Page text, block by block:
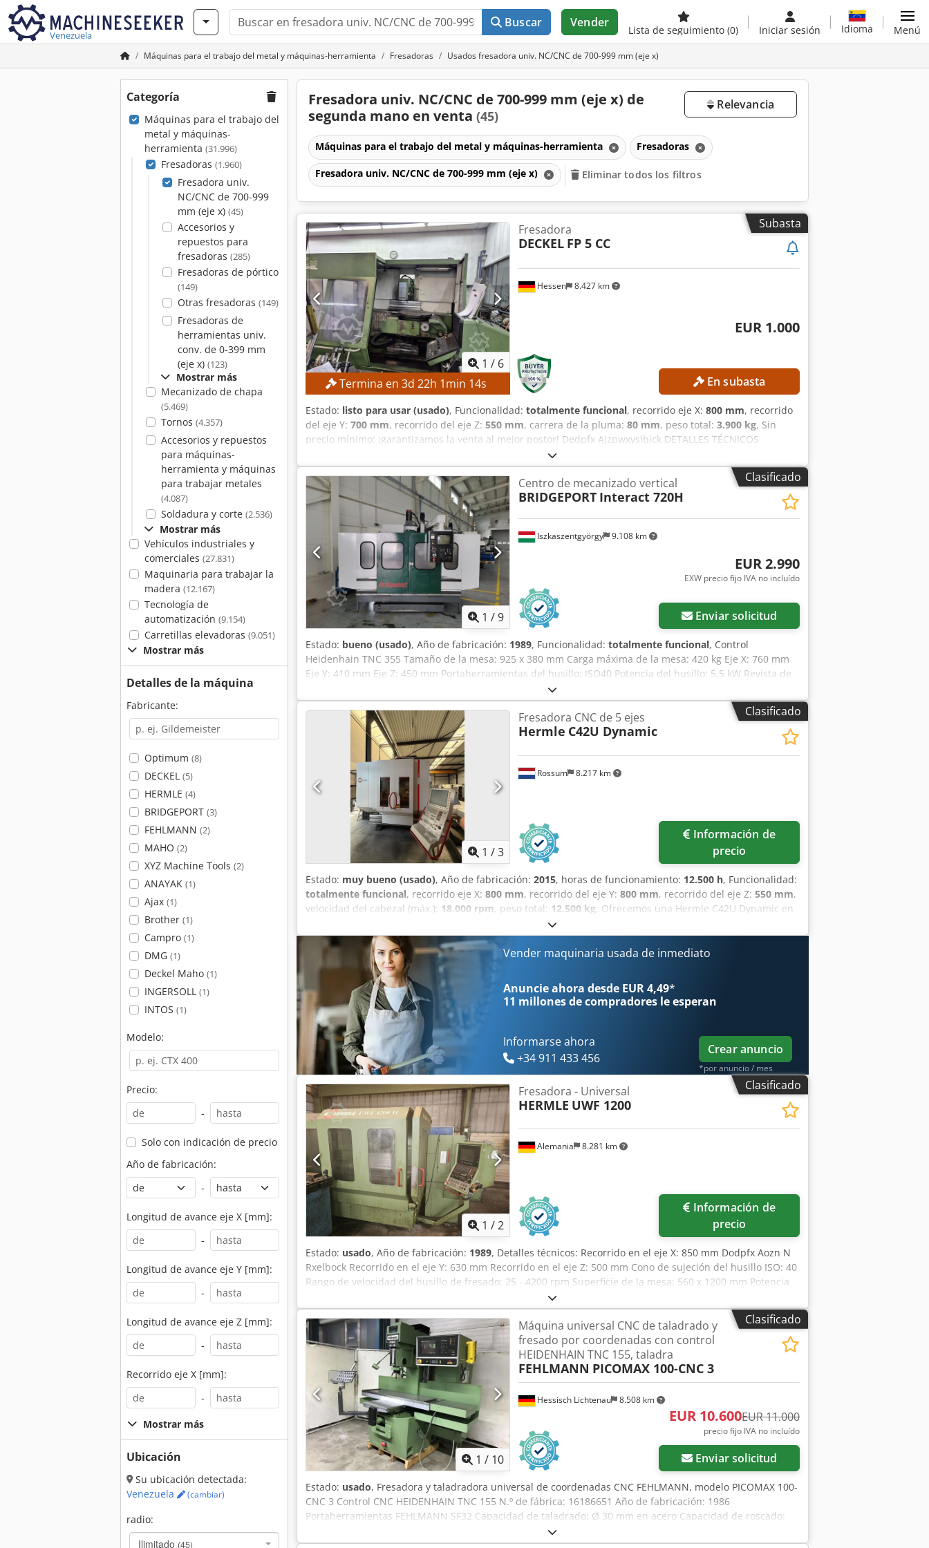
Venezuela
Buscar Vender
Lista de seguimiento (0) Iniciar sesión Idioma Menú
Máquinas para el trabajo del metal y máquinas-herramienta Fresadoras Usados fresadora univ. NC/CNC de 700-999 mm (eje x)
Categoría
Máquinas para el trabajo del
metal y máquinas-
herramienta (31.996)
Fresadoras (1.960)
Fresadora univ.
NC/CNC de 700-999
mm (eje x) (45)
Accesorios y
repuestos para
fresadoras (285)
Fresadoras de pórtico
(149)
Otras fresadoras (149)
Fresadoras de
herramientas univ.
conv. de 0-399 mm
(eje x) (123)
Mostrar más
Mecanizado de chapa
(5.469)
Tornos (4.357)
Accesorios y repuestos
para máquinas-
herramienta y máquinas
para trabajar metales
(4.087)
Soldadura y corte (2.536)
Mostrar más
Vehículos industriales y
comerciales (27.831)
Maquinaria para trabajar la
madera (12.167)
Tecnología de
automatización (9.154)
Carretillas elevadoras (9.051)
Mostrar más
Detalles de la máquina
Fabricante:
Optimum (8)
DECKEL (5)
HERMLE (4)
BRIDGEPORT (3)
FEHLMANN (2)
MAHO (2)
XYZ Machine Tools (2)
ANAYAK (1)
Ajax (1)
Brother (1)
Campro (1)
DMG (1)
Deckel Maho (1)
INGERSOLL (1)
INTOS (1)
Modelo:
Precio:
-
Solo con indicación de precio
Año de fabricación:
-
Longitud de avance eje X [mm]:
-
Longitud de avance eje Y [mm]:
-
Longitud de avance eje Z [mm]:
-
Recorrido eje X [mm]:
-
Mostrar más
Ubicación
Su ubicación detectada:
Venezuela
(cambiar)
radio:
Ilimitado (45)
Fresadora univ. NC/CNC de 700-999 mm (eje x) de
segunda mano en venta (45)
Relevancia
Máquinas para el trabajo del metal y máquinas-herramienta Fresadoras
Fresadora univ. NC/CNC de 700-999 mm (eje x) Eliminar todos los filtros
Subasta
1 / 6
Termina en3d22h 1min 12s
Hessen 8.427 km
Fresadora
DECKEL FP 5 CC
EUR 1.000
En subasta
Estado: listo para usar (usado), Funcionalidad: totalmente funcional, recorrido eje X: 800 mm, recorrido
del eje Y: 700 mm, recorrido del eje Z: 550 mm, carrera de la pluma: 80 mm, peso total: 3.900 kg, Sin
precio mínimo: ¡garantizamos la venta al mejor postor! Dedpfx Ajzpwxyslbjck DETALLES TÉCNICOS
Recorrido del eje X: 800 mm Recorrido del eje Y: 700 mm Recorrido del eje Z: 550 mm Recorrido vertical
del husillo: 80 mm DETALLES DE LA MÁQUINA Peso de la máquina: 3.900 kg EQUIPAMIENTO Mesa giratoria
Clasificado
1 /9
Iszkaszentgyörgy 9.108 km
Centro de mecanizado vertical
BRIDGEPORT Interact 720H
EUR 2.990
EXW precio fijo IVA no incluído
Enviar solicitud
Estado: bueno (usado), Año de fabricación: 1989, Funcionalidad: totalmente funcional, Control
Heidenhain TNC 355 Tamaño de la mesa: 925 x 380 mm Carga máxima de la mesa: 420 kg Eje X: 760 mm
Eje Y: 410 mm Eje Z: 450 mm Portaherramientas del husillo: ISO40 Potencia del husillo: 5,5 kW Revista de
herramientas: 20 posiciones Velocidad máxima del husillo: 6000 rpm Consumo eléctrico: 18 kVA / 380V /
32A Peso: 3300 kg Dimensiones LxAnxAl: 3200 x 2600 x 2500 mm Dcsdpfx Aloy Hu Szebok Accesorios,
equipamiento - Sistema de refrigeración - Pies para máquina
Clasificado
1 /3
Rossum 8.217 km
Fresadora CNC de 5 ejes
Hermle C42U Dynamic
precio
Estado: muy bueno (usado), Año de fabricación: 2015, horas de funcionamiento: 12.500 h, Funcionalidad:
totalmente funcional, recorrido eje X: 800 mm, recorrido del eje Y: 800 mm, recorrido del eje Z: 550 mm,
velocidad del cabezal (máx.): 18.000 rpm, peso total: 12.500 kg, Ofrecemos una Hermle C42U Dynamic en
perfectas condiciones, equipada con un control Heidenhain 640. La máquina tiene 12.000 horas de
funcionamiento del husillo. Dedpfszpfg Eex Albock Recorrido del eje X: 800 mm Recorrido del eje Y: 800
mm Recorrido del eje Z: 550 mm Paquete dinámico con eje de par, mesa de Ø 440 con placas de sujeción
secundarias de 920 x 490 mm. Husillo: HSK-A63, 18.000 RPM. La máquina estará disponible en nuestro
almacén en 2 semanas.
Vender maquinaria usada de inmediato
Anuncie ahora desde EUR 4,49*
11 millones de compradores le esperan
Informarse ahora
+34 911 433 456
Crear anuncio
*por anuncio / mes
Clasificado
Pedir más fotos
1 /2
Alemania 8.281 km
Fresadora - Universal
HERMLE UWF 1200
precio
Estado: usado, Año de fabricación: 1989, Detalles técnicos: Recorrido en el eje X: 850 mm Dodpfx Aozn N
Rxelbock Recorrido en el eje Y: 630 mm Recorrido en el eje Z: 500 mm Cono de sujeción del husillo ISO: 40
Rango de velocidad del husillo de fresado: 25 - 4200 rpm Superficie de la mesa: 560 x 1200 mm Potencia
total requerida: 15 kW Peso aproximado de la máquina: 4 t Espacio requerido aproximadamente: 4,3 x 4,4
x 2,3 m con control CNC HEIDENHAIN TNC 415 Transportador de virutas varios sistemas de sujeción de
herramientas *
Clasificado
1 / 10
Hessisch Lichtenau 8.508 km
Máquina universal CNC de taladrado y
fresado por coordenadas con control
HEIDENHAIN TNC 155, taladra
FEHLMANN PICOMAX 100-CNC 3
EUR 10.600EUR 11.000
precio fijo IVA no incluído
Enviar solicitud
Estado: usado, Fresadora y taladradora universal de coordenadas CNC FEHLMANN, modelo PICOMAX 100-
CNC 3 Control CNC HEIDENHAIN TNC 155 N.º de fábrica: 16186651 Año de fabricación: 1986
Portaherramientas FEHLMANN SF32 Capacidad de taladrado: Ø 30 mm en acero Capacidad de roscado:
hasta M20 en acero Recorridos: X: 850 mm, Y: 435 mm Dcjdpfxshik Eze Albsk Recorrido del eje Z: 210 mm
Recorrido vertical del cabezal de fresado: 580 mm Avance X e Y: 1 a 8000 mm/min. Avance Z: 1 a 4000